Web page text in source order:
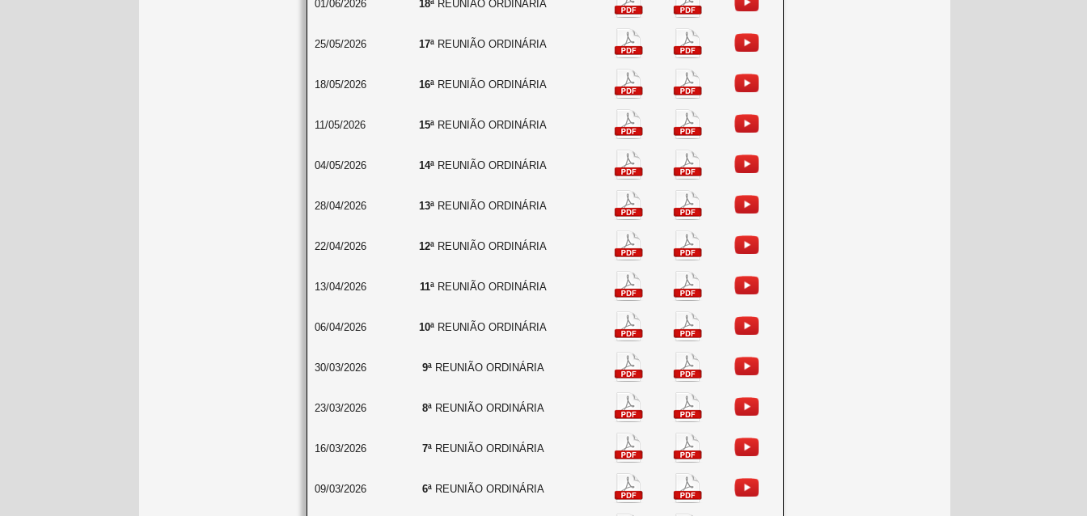
01/06/2026 18ª REUNIÃO ORDINÁRIA
25/05/2026 17ª REUNIÃO ORDINÁRIA
18/05/2026 16ª REUNIÃO ORDINÁRIA
11/05/2026 15ª REUNIÃO ORDINÁRIA
04/05/2026 14ª REUNIÃO ORDINÁRIA
28/04/2026 13ª REUNIÃO ORDINÁRIA
22/04/2026 12ª REUNIÃO ORDINÁRIA
13/04/2026 11ªREUNIÃO ORDINÁRIA
06/04/2026 10ª REUNIÃO ORDINÁRIA
30/03/2026 9ªREUNIÃO ORDINÁRIA
23/03/2026 8ªREUNIÃO ORDINÁRIA
16/03/2026 7ªREUNIÃO ORDINÁRIA
09/03/2026 6ªREUNIÃO ORDINÁRIA